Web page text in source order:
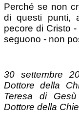
Perché se non
di questi punti,
pecore di Cristo
seguono - non
30 settembre
Dottore della
Teresa di
Dottore della